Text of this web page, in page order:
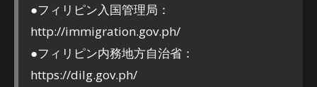
●フィリピン入国管理局：
http://immigration.gov.ph/
●フィリピン内務地方自治省：
https://dilg.gov.ph/